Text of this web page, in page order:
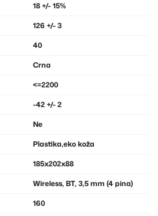
18 +/- 15%
126 +/- 3
40
Crna
<=2200
-42 +/- 2
Ne
Plastika,eko koža
185x202x88
Wireless, BT, 3,5 mm (4 pina)
160